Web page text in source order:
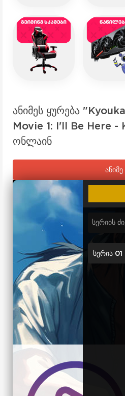
ანიმეს ყურება
Movie 1: I'll Be Here -
ონლაინ
ანიმე
სერია 01